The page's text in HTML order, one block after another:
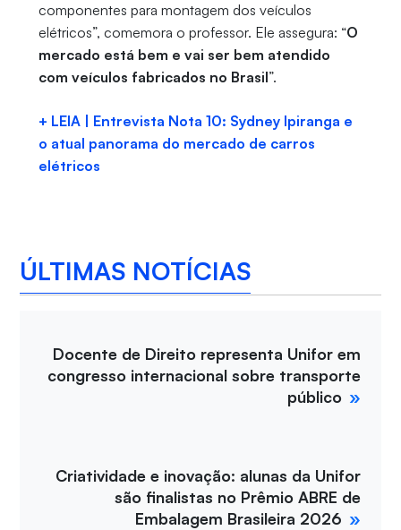
componentes para montagem dos veículos
elétricos”, comemora o professor. Ele assegura: “O
mercado está bem e vai ser bem atendido
com veículos fabricados no Brasil”.
+ LEIA | Entrevista Nota 10: Sydney Ipiranga e
o atual panorama do mercado de carros
elétricos
ÚLTIMAS NOTÍCIAS
Docente de Direito representa Unifor em
congresso internacional sobre transporte
público
Criatividade e inovação: alunas da Unifor
são finalistas no Prêmio ABRE de
Embalagem Brasileira 2026